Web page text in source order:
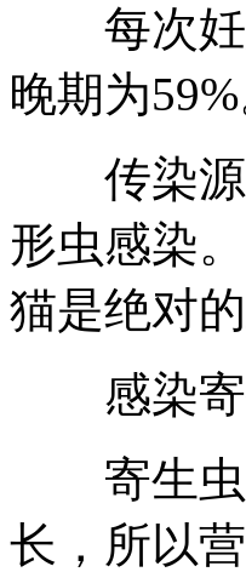
每次妊
晚期为59%
传染源:
形虫感染
猫是绝对的
感染寄
寄生虫
长，所以